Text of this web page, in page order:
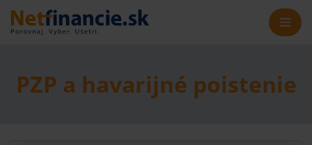
PZP a havarijné poistenie